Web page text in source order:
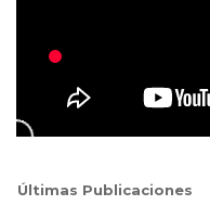
Últimas Publicaciones